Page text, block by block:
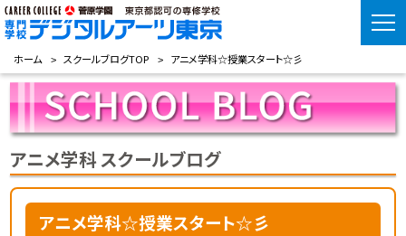
ホーム スクールブログTOP アニメ学科☆授業スタート☆彡
アニメ学科 スクールブログ
アニメ学科☆授業スタート☆彡